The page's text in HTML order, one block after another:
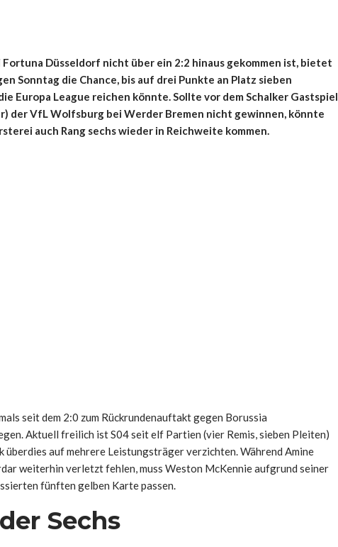
Düsseldorf nicht über ein 2:2 hinaus gekommen ist, bietet
Sonntag die Chance, bis auf drei Punkte an Platz sieben
Europa League reichen könnte. Sollte vor dem Schalker Gastspiel
der VfL Wolfsburg bei Werder Bremen nicht gewinnen, könnte
auch Rang sechs wieder in Reichweite kommen.
seit dem 2:0 zum Rückrundenauftakt gegen Borussia
Aktuell freilich ist S04 seit elf Partien (vier Remis, sieben Pleiten)
überdies auf mehrere Leistungsträger verzichten. Während Amine
weiterhin verletzt fehlen, muss Weston McKennie aufgrund seiner
fünften gelben Karte passen.
Sechs